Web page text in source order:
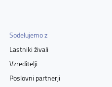
Sodelujemo z
Lastniki živali
Vzreditelji
Poslovni partnerji